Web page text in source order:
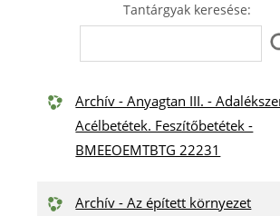
Tantárgyak keresése:
Archív - Anyagtan III. -
Acélbetétek. Feszítőbetétek -
BMEEOEMTBTG 22231
Archív - Az épített környezet